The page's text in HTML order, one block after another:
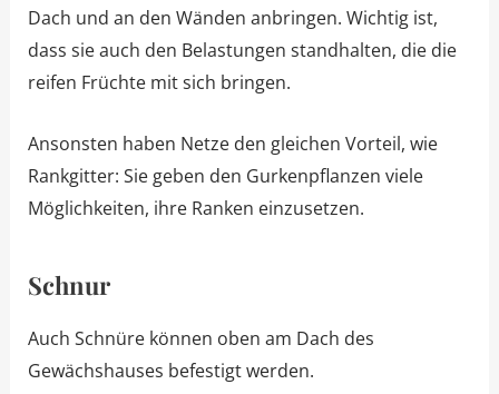
Dach und an den Wänden anbringen. Wichtig ist,
dass sie auch den Belastungen standhalten, die die
reifen Früchte mit sich bringen.
Ansonsten haben Netze den gleichen Vorteil, wie
Rankgitter: Sie geben den Gurkenpflanzen viele
Möglichkeiten, ihre Ranken einzusetzen.
Schnur
Auch Schnüre können oben am Dach des
Gewächshauses befestigt werden.